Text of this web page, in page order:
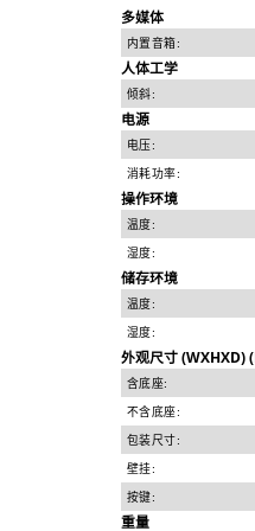
多媒体
内置音箱:
人体工学
倾斜:
电源
电压:
消耗功率:
操作环境
温度:
湿度:
储存环境
温度:
湿度:
外观尺寸 (WXHXD)
含底座:
不含底座:
包装尺寸:
壁挂:
按键:
重量